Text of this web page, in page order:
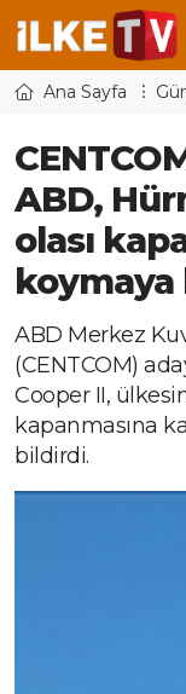
Ana Sayfa
ABD,
olası
koymaya
ABD Merkez
(CENTCOM)
Cooper II,
kapanmasına
bildirdi.